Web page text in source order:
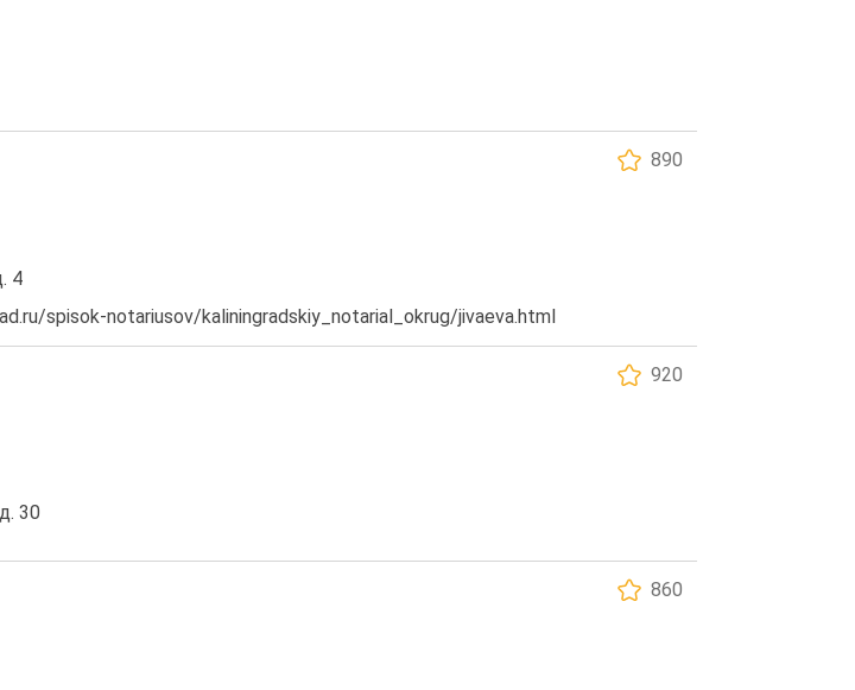
890
4
spisok-notariusov/kaliningradskiy_notarial_okrug/jivaeva.html
920
30
860